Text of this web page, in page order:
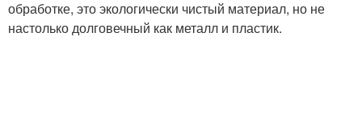
обработке, это экологически чистый материал, но не
настолько долговечный как металл и пластик.